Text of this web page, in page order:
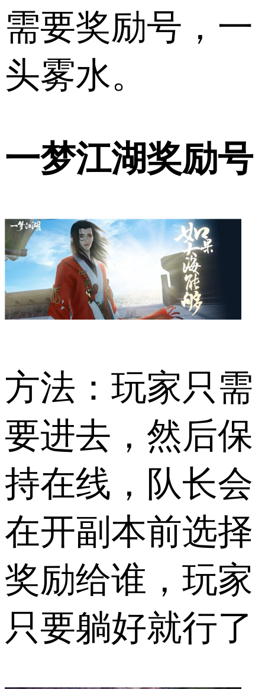
需要奖励号，一
头雾水。
一梦江湖奖励号
方法：玩家只需
要进去，然后保
持在线，队长会
在开副本前选择
奖励给谁，玩家
只要躺好就行了